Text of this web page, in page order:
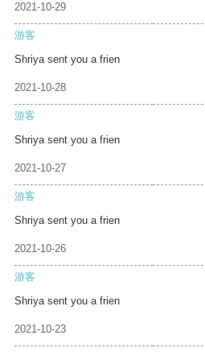
2021-10-29
游客
Shriya sent you a frien
2021-10-28
游客
Shriya sent you a frien
2021-10-27
游客
Shriya sent you a frien
2021-10-26
游客
Shriya sent you a frien
2021-10-23